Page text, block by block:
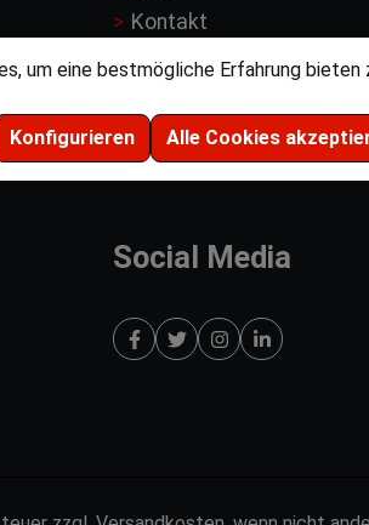
Kontakt
Händler Registrierung
Social Media
um eine bestmögliche Erfahrung bieten
Konfigurieren Alle Cookies